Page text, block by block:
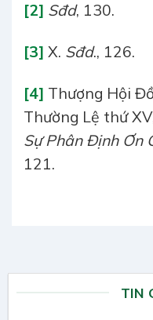
[2] Sđd, 130.
[3] X. Sđd., 126.
[4] Thượng Hội
Thường Lệ thứ
Sự Phân Định Ơn
121.
TIN